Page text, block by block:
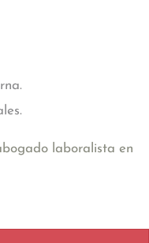
laboralista en